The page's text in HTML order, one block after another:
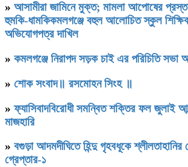
» আসামীরা জামিনে মুক্ত; মামলা আপোষের
হুমকি-ধামকিকমলগঞ্জে বহুল আলোচিত স্কুল
অভিযোগপত্র দাখিল
» কমলগঞ্জে নিরাপদ সড়ক চাই এর পরিচিতি সভা
» শোক সংবাদ॥ রসমোহন সিংহ ॥
»ফ্যাসিবাদবিরোধী সমন্বিত শক্তির ফল জুলাই
মাজহারি
» বগুড়া আদমদীঘিতে হিন্দু গৃহবধূকে শ্লীলতাহানির
গ্রেপ্তার-১